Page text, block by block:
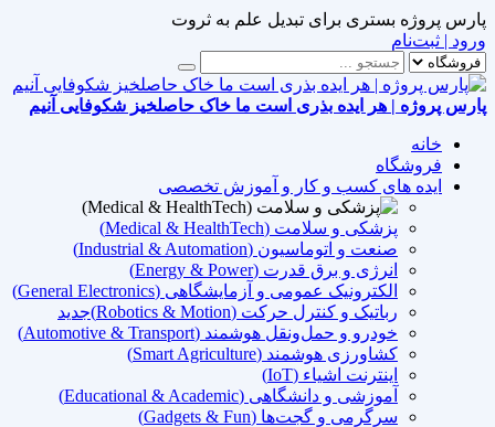
پارس پروژه بستری برای تبدیل علم به ثروت
ورود | ثبت‌نام
پارس پروژه | هر ایده بذری است ما خاک حاصلخیز شکوفایی آنیم
خانه
فروشگاه
ایده های کسب و کار و آموزش تخصصی
پزشکی و سلامت (Medical & HealthTech)
صنعت و اتوماسیون (Industrial & Automation)
انرژی و برق قدرت (Energy & Power)
الکترونیک عمومی و آزمایشگاهی (General Electronics)
رباتیک و کنترل حرکت (Robotics & Motion)
جدید
خودرو و حمل‌ونقل هوشمند (Automotive & Transport)
کشاورزی هوشمند (Smart Agriculture)
اینترنت اشیاء (IoT)
آموزشی و دانشگاهی (Educational & Academic)
سرگرمی و گجت‌ها (Gadgets & Fun)